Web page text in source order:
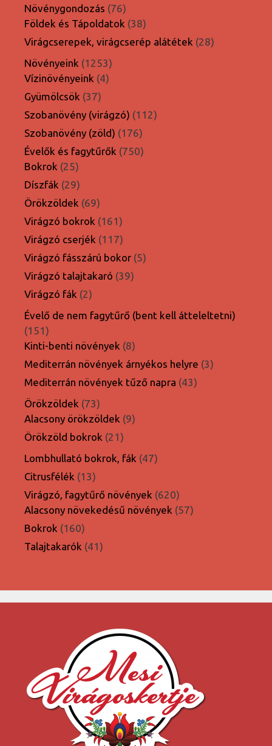
termék
Növénygondozás 7676
termék
Földek és Tápoldatok 3838
termék
Virágcserepek, virágcserép alátétek 2828
Növényeink 12531253
termék
Vízinövényeink 44
Gyümölcsök 3737
termék
Szobanövény (virágzó) 112112
Szobanövény (zöld) 176176
termék
Évelők és fagytűrők 750750
Bokrok 2525
termék
Díszfák 2929
termék
Örökzöldek 6969
termék
Virágzó bokrok 161161
termék
Virágzó cserjék 117117
termék
Virágzó fásszárú bokor 55
Virágzó talajtakaró 3939
Virágzó fák 22
termék
Évelő de nem fagytűrő (bent kell átteleltetni)
151151
termék
Kinti-benti növények 88
termék
Mediterrán növények árnyékos helyre 33
Mediterrán növények tűző napra 4343
Örökzöldek 7373
termék
Alacsony örökzöldek 99
Örökzöld bokrok 2121
termék
Lombhullató bokrok, fák 4747
Citrusfélék 1313
termék
Virágzó, fagytűrő növények 620620
termék
Alacsony növekedésű növények 5757
Bokrok 160160
termék
Talajtakarók 4141